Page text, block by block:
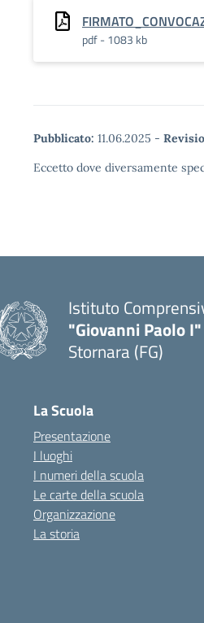
pdf - 1083 kb
Pubblicato: 11.06.2025 -
Eccetto dove diversamente
Istituto
"Giovanni Paolo I"
Stornara (FG)
La Scuola
Presentazione
I luoghi
I numeri della scuola
Le carte della scuola
Organizzazione
La storia